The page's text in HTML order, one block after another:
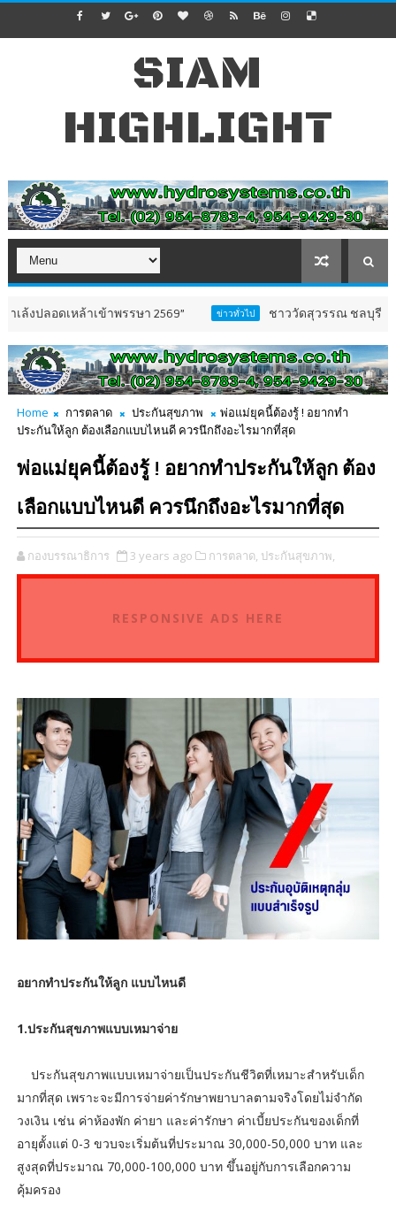
SIAM
HIGHLIGHT
ล้าเข้าพรรษา 2569” ข่าวทั่วไป ชาววัดสุวรรณ ชลบุรี เปิดตัว “ธร
Home การตลาด ประกันสุขภาพ
พ่อแม่ยุคนี้ต้องรู้ ! อยากทำ
ประกันให้ลูก ต้องเลือกแบบไหนดี ควรนึกถึงอะไรมากที่สุด
พ่อแม่ยุคนี้ต้องรู้ ! อยากทำประกันให้ลูก ต้อง
เลือกแบบไหนดี ควรนึกถึงอะไรมากที่สุด
กองบรรณาธิการ 3 years ago การตลาด, ประกันสุขภาพ,
RESPONSIVE ADS HERE
อยากทำประกันให้ลูก แบบไหนดี
1.ประกันสุขภาพแบบเหมาจ่าย
ประกันสุขภาพแบบเหมาจ่ายเป็นประกันชีวิตที่เหมาะสำหรับเด็ก
มากที่สุด เพราะจะมีการจ่ายค่ารักษาพยาบาลตามจริงโดยไม่จำกัด
วงเงิน เช่น ค่าห้องพัก ค่ายา และค่ารักษา ค่าเบี้ยประกันของเด็กที่
อายุตั้งแต่ 0-3 ขวบจะเริ่มต้นที่ประมาณ 30,000-50,000 บาท และ
สูงสุดที่ประมาณ 70,000-100,000 บาท ขึ้นอยู่กับการเลือกความ
คุ้มครอง